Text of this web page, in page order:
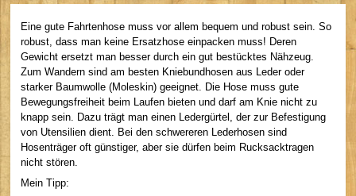
Eine gute Fahrtenhose muss vor allem bequem und robust sein. So
robust, dass man keine Ersatzhose einpacken muss! Deren
Gewicht ersetzt man besser durch ein gut bestücktes Nähzeug.
Zum Wandern sind am besten Kniebundhosen aus Leder oder
starker Baumwolle (Moleskin) geeignet. Die Hose muss gute
Bewegungsfreiheit beim Laufen bieten und darf am Knie nicht zu
knapp sein. Dazu trägt man einen Ledergürtel, der zur Befestigung
von Utensilien dient. Bei den schwereren Lederhosen sind
Hosenträger oft günstiger, aber sie dürfen beim Rucksacktragen
nicht stören.
Mein Tipp: